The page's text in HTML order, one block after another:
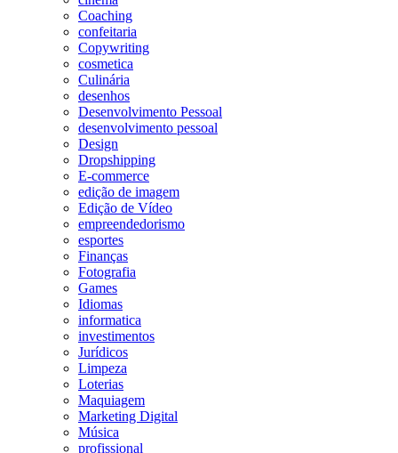
Coaching
confeitaria
Copywriting
cosmetica
Culinária
desenhos
Desenvolvimento Pessoal
desenvolvimento pessoal
Design
Dropshipping
E-commerce
edição de imagem
Edição de Vídeo
empreendedorismo
esportes
Finanças
Fotografia
Games
Idiomas
informatica
investimentos
Jurídicos
Limpeza
Loterias
Maquiagem
Marketing Digital
Música
profissional